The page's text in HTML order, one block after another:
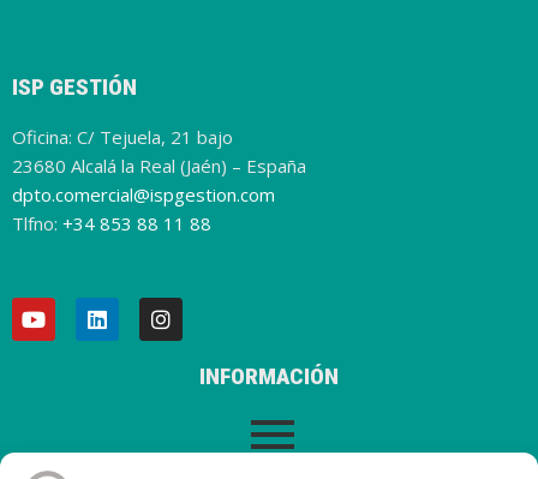
ISP GESTIÓN
Oficina: C/ Tejuela, 21 bajo
23680 Alcalá la Real (Jaén) – España
dpto.comercial@ispgestion.com
Tlfno: +34 853 88 11 88
INFORMACIÓN